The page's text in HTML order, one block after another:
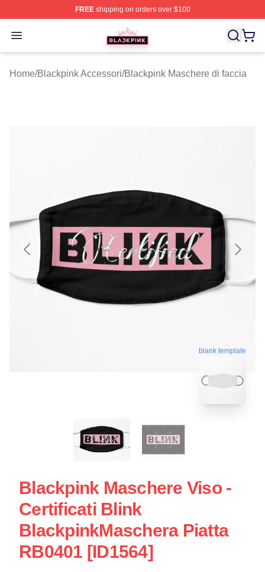
FREEshipping on orders over $100
Open menu
BLACKPINK Shop - Official BLACKPINK Merchandise
Home/Blackpink Accessori/Blackpink Maschere di faccia
blank template
Blackpink Maschere Viso -
Certificati Blink
BlackpinkMaschera Piatta
RB0401 [ID1564]